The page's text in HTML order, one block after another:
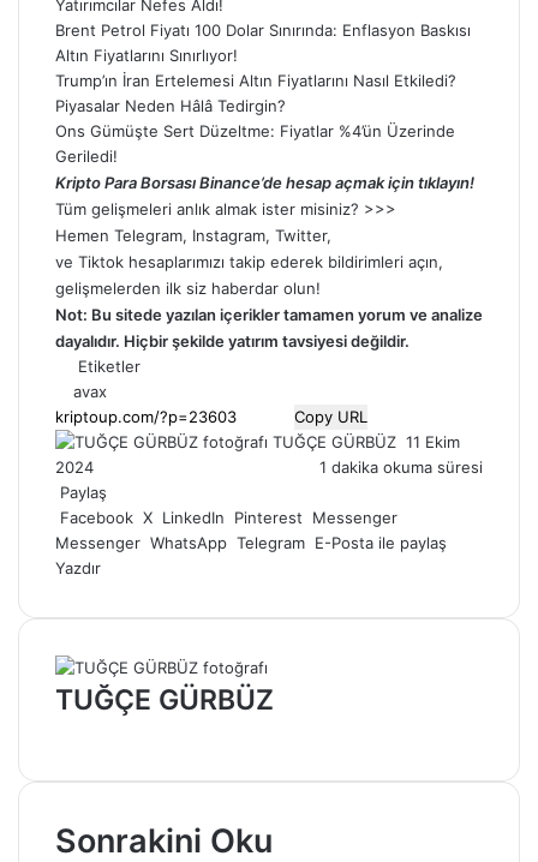
Yatırımcılar Nefes Aldı!
Brent Petrol Fiyatı 100 Dolar Sınırında: Enflasyon Baskısı
Altın Fiyatlarını Sınırlıyor!
Trump’ın İran Ertelemesi Altın Fiyatlarını Nasıl Etkiledi?
Piyasalar Neden Hâlâ Tedirgin?
Ons Gümüşte Sert Düzeltme: Fiyatlar %4’ün Üzerinde
Geriledi!
Kripto Para Borsası Binance’de hesap açmak için tıklayın!
Tüm gelişmeleri anlık almak ister misiniz? >>>
Hemen Telegram, Instagram, Twitter,
ve Tiktok hesaplarımızı takip ederek bildirimleri açın,
gelişmelerden ilk siz haberdar olun!
Not: Bu sitede yazılan içerikler tamamen yorum ve analize
dayalıdır. Hiçbir şekilde yatırım tavsiyesi değildir.
Etiketler
avax
Copy URL
TUĞÇE GÜRBÜZ Bir
e-
11 Ekim
2024
1 dakika okuma süresi
Paylaş
Facebook X LinkedIn Pinterest
Messenger
Messenger WhatsApp Telegram E-Posta ile paylaş
Yazdır
TUĞÇE GÜRBÜZ
Sonrakini Oku